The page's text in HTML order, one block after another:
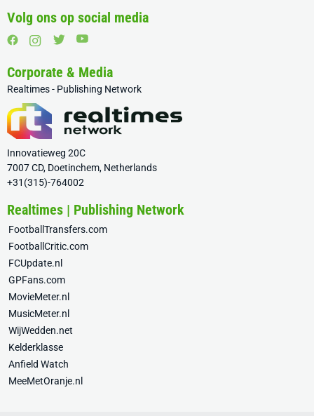
Volg ons op social media
Corporate & Media
Realtimes - Publishing Network
Innovatieweg 20C
7007 CD, Doetinchem, Netherlands
+31(315)-764002
Realtimes | Publishing Network
FootballTransfers.com
FootballCritic.com
FCUpdate.nl
GPFans.com
MovieMeter.nl
MusicMeter.nl
WijWedden.net
Kelderklasse
Anfield Watch
MeeMetOranje.nl